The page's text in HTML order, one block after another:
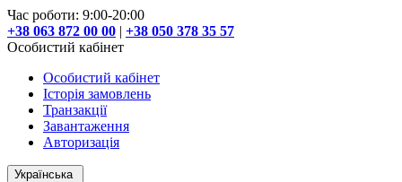
Час роботи: 9:00-20:00
+38 063 872 00 00 | +38 050 378 35 57
Особистий кабінет
Особистий кабінет
Історія замовлень
Транзакції
Завантаження
Авторизація
Українська